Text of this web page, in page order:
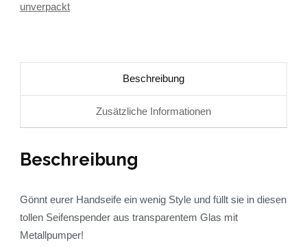
unverpackt
Beschreibung
Zusätzliche Informationen
Beschreibung
Gönnt eurer Handseife ein wenig Style und füllt sie in diesen
tollen Seifenspender aus transparentem Glas mit
Metallpumper!